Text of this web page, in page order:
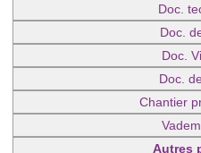
Doc.
Doc.
Doc.
Doc.
Chantier
Autres